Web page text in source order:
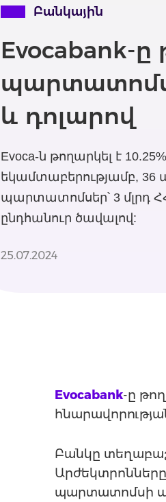
Բանկային
Evocabank-
և դոլարով
Evoca-ն թողարկել է
եկամտաբերությամբ, 36
պարտատոմսեր՝ 3 մլրդ
ընդհանուր ծավալով:
25.07.2024
Evocabank-ը
Բանկը
պարտատոմսի